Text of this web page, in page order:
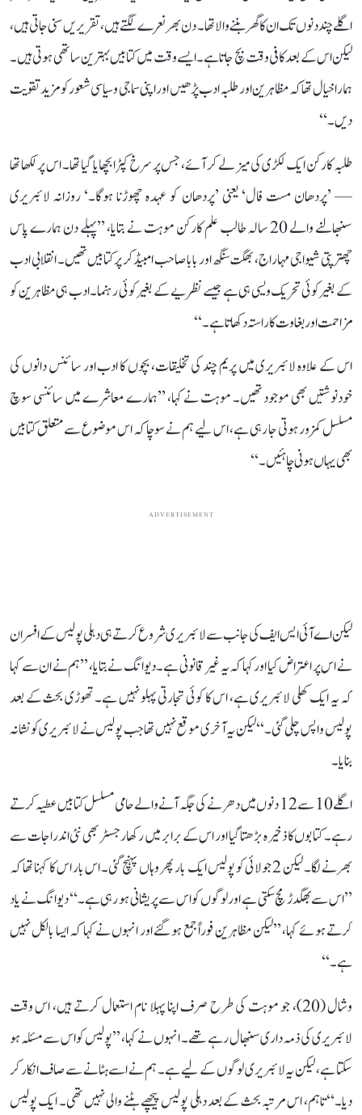
اگلے چند دنوں تک ان کا گھر بننے والا تھا۔ دن بھر نعرے لگتے ہیں، تقریریں سنی جاتی ہیں،
لیکن اس کے بعد کافی وقت بچ جاتا ہے۔ ایسے وقت میں کتابیں بہترین ساتھی ہوتی ہیں۔
ہمارا خیال تھا کہ مظاہرین اور طلبہ ادب پڑھیں اور اپنی سماجی و سیاسی شعور کو مزید تقویت
دیں۔‘‘
طلبہ کارکن ایک لکڑی کی میز لے کر آئے، جس پر سرخ کپڑا بچھایا گیا تھا۔ اس پر لکھا تھا
— ’پردھان مست فال‘ یعنی ’پردھان کو عہدہ چھوڑنا ہوگا۔‘ روزانہ لائبریری
سنبھالنے والے 20 سالہ طالب علم کارکن موہت نے بتایا، ’’پہلے دن ہمارے پاس
چھترپتی شیواجی مہاراج، بھگت سنگھ اور بابا صاحب امبیڈکر پر کتابیں تھیں۔ انقلابی ادب
کے بغیر کوئی تحریک ویسی ہی ہے جیسے نظریے کے بغیر کوئی رہنما۔ ادب ہی مظاہرین کو
مزاحمت اور بغاوت کا راستہ دکھاتا ہے۔‘‘
اس کے علاوہ لائبریری میں پریم چند کی تخلیقات، بچوں کا ادب اور سائنس دانوں کی
خودنوشتیں بھی موجود تھیں۔ موہت نے کہا، ’’ہمارے معاشرے میں سائنسی سوچ
مسلسل کمزور ہوتی جا رہی ہے، اس لیے ہم نے سوچا کہ اس موضوع سے متعلق کتابیں
بھی یہاں ہونی چاہئیں۔‘‘
ADVERTISEMENT
لیکن اے آئی ایس ایف کی جانب سے لائبریری شروع کرتے ہی دہلی پولیس کے افسران
نے اس پر اعتراض کیا اور کہا کہ یہ غیر قانونی ہے۔ دیوانگ نے بتایا، ’’ہم نے ان سے کہا
کہ یہ ایک کھلی لائبریری ہے، اس کا کوئی تجارتی پہلو نہیں ہے۔ تھوڑی بحث کے بعد
پولیس واپس چلی گئی۔‘‘ لیکن یہ آخری موقع نہیں تھا جب پولیس نے لائبریری کو نشانہ
بنایا۔
اگلے 10 سے 12 دنوں میں دھرنے کی جگہ آنے والے حامی مسلسل کتابیں عطیہ کرتے
رہے۔ کتابوں کا ذخیرہ بڑھتا گیا اور اس کے برابر میں رکھا رجسٹر بھی نئی اندراجات سے
بھرنے لگا۔ لیکن 2 جولائی کو پولیس ایک بار پھر وہاں پہنچ گئی۔ اس بار اس کا کہنا تھا کہ
’’اس سے بھگدڑ مچ سکتی ہے اور لوگوں کو اس سے پریشانی ہو رہی ہے۔‘‘ دیوانگ نے یاد
کرتے ہوئے کہا، ’’لیکن مظاہرین فوراً جمع ہو گئے اور انہوں نے کہا کہ ایسا بالکل نہیں
ہے۔‘‘
وشال (20)، جو موہت کی طرح صرف اپنا پہلا نام استعمال کرتے ہیں، اس وقت
لائبریری کی ذمہ داری سنبھال رہے تھے۔ انہوں نے کہا، ’’پولیس کو اس سے مسئلہ ہو
سکتا ہے، لیکن یہ لائبریری لوگوں کے لیے ہے۔ ہم نے اسے ہٹانے سے صاف انکار کر
دیا۔‘‘ تاہم، اس مرتبہ بحث کے بعد دہلی پولیس پیچھے ہٹنے والی نہیں تھی۔ ایک پولیس